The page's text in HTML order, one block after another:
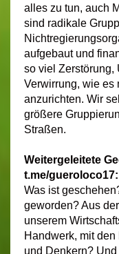
alles zu tun, auch
sind radikale
aufgebaut und
so viel Zerstörung,
Verwirrung, wie es
anzurichten. Wir
größere
Straßen.
Weitergeleitete
t.me/gueroloco17:
Was ist
geworden? Aus
unserem
Handwerk, mit
und Denkern?